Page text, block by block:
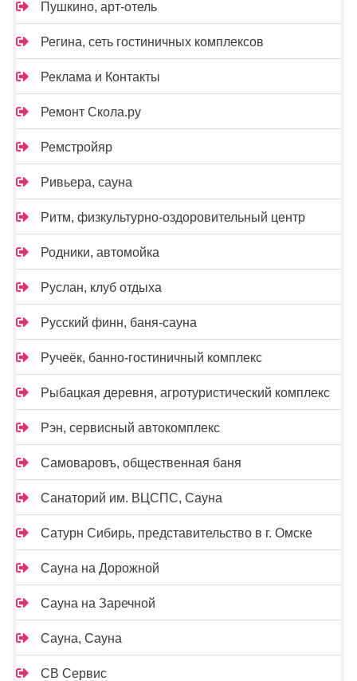
Пушкино, арт-отель
Регина, сеть гостиничных комплексов
Реклама и Контакты
Ремонт Скола.ру
Ремстройяр
Ривьера, сауна
Ритм, физкультурно-оздоровительный центр
Родники, автомойка
Руслан, клуб отдыха
Русский финн, баня-сауна
Ручеёк, банно-гостиничный комплекс
Рыбацкая деревня, агротуристический комплекс
Рэн, сервисный автокомплекс
Самоваровъ, общественная баня
Санаторий им. ВЦСПС, Сауна
Сатурн Сибирь, представительство в г. Омске
Сауна на Дорожной
Сауна на Заречной
Сауна, Сауна
СВ Сервис